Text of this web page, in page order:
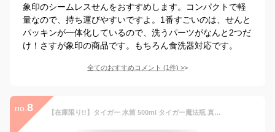
象印のシームレスせんをおすすめします。コンパクトで軽
量なので、持ち運びやすいですよ。1番すごいのは、せんと
パッキンが一体化しているので、洗うパーツがなんと2つだ
け！さすが象印の商品です。もちろん食洗器対応です。
全てのおすすめコメント (1件) >
no. 8 【在庫限り!!】タイガー 水筒 500ml タイガー魔法瓶 真空断熱 直飲み 軽量 マグボトル 6時間 保温保冷 在宅 TIGER ステンレス かわいい おしゃれ 白湯OK スクリューステンレスボトル 食洗機対応 マグ タンブラー利用可 ラベンダー(パープル) MMZ-W050VW【送料無料】